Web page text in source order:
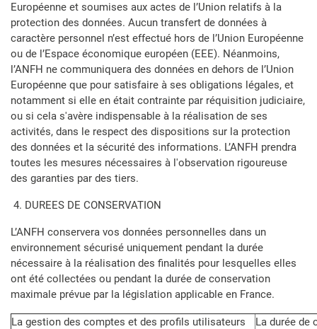
Européenne et soumises aux actes de l’Union relatifs à la
protection des données. Aucun transfert de données à
caractère personnel n’est effectué hors de l’Union Européenne
ou de l’Espace économique européen (EEE). Néanmoins,
l’ANFH ne communiquera des données en dehors de l’Union
Européenne que pour satisfaire à ses obligations légales, et
notamment si elle en était contrainte par réquisition judiciaire,
ou si cela s'avère indispensable à la réalisation de ses
activités, dans le respect des dispositions sur la protection
des données et la sécurité des informations. L’ANFH prendra
toutes les mesures nécessaires à l'observation rigoureuse
des garanties par des tiers.
4. DUREES DE CONSERVATION
L’ANFH conservera vos données personnelles dans un
environnement sécurisé uniquement pendant la durée
nécessaire à la réalisation des finalités pour lesquelles elles
ont été collectées ou pendant la durée de conservation
maximale prévue par la législation applicable en France.
La gestion des comptes et des profils utilisateurs
La durée de